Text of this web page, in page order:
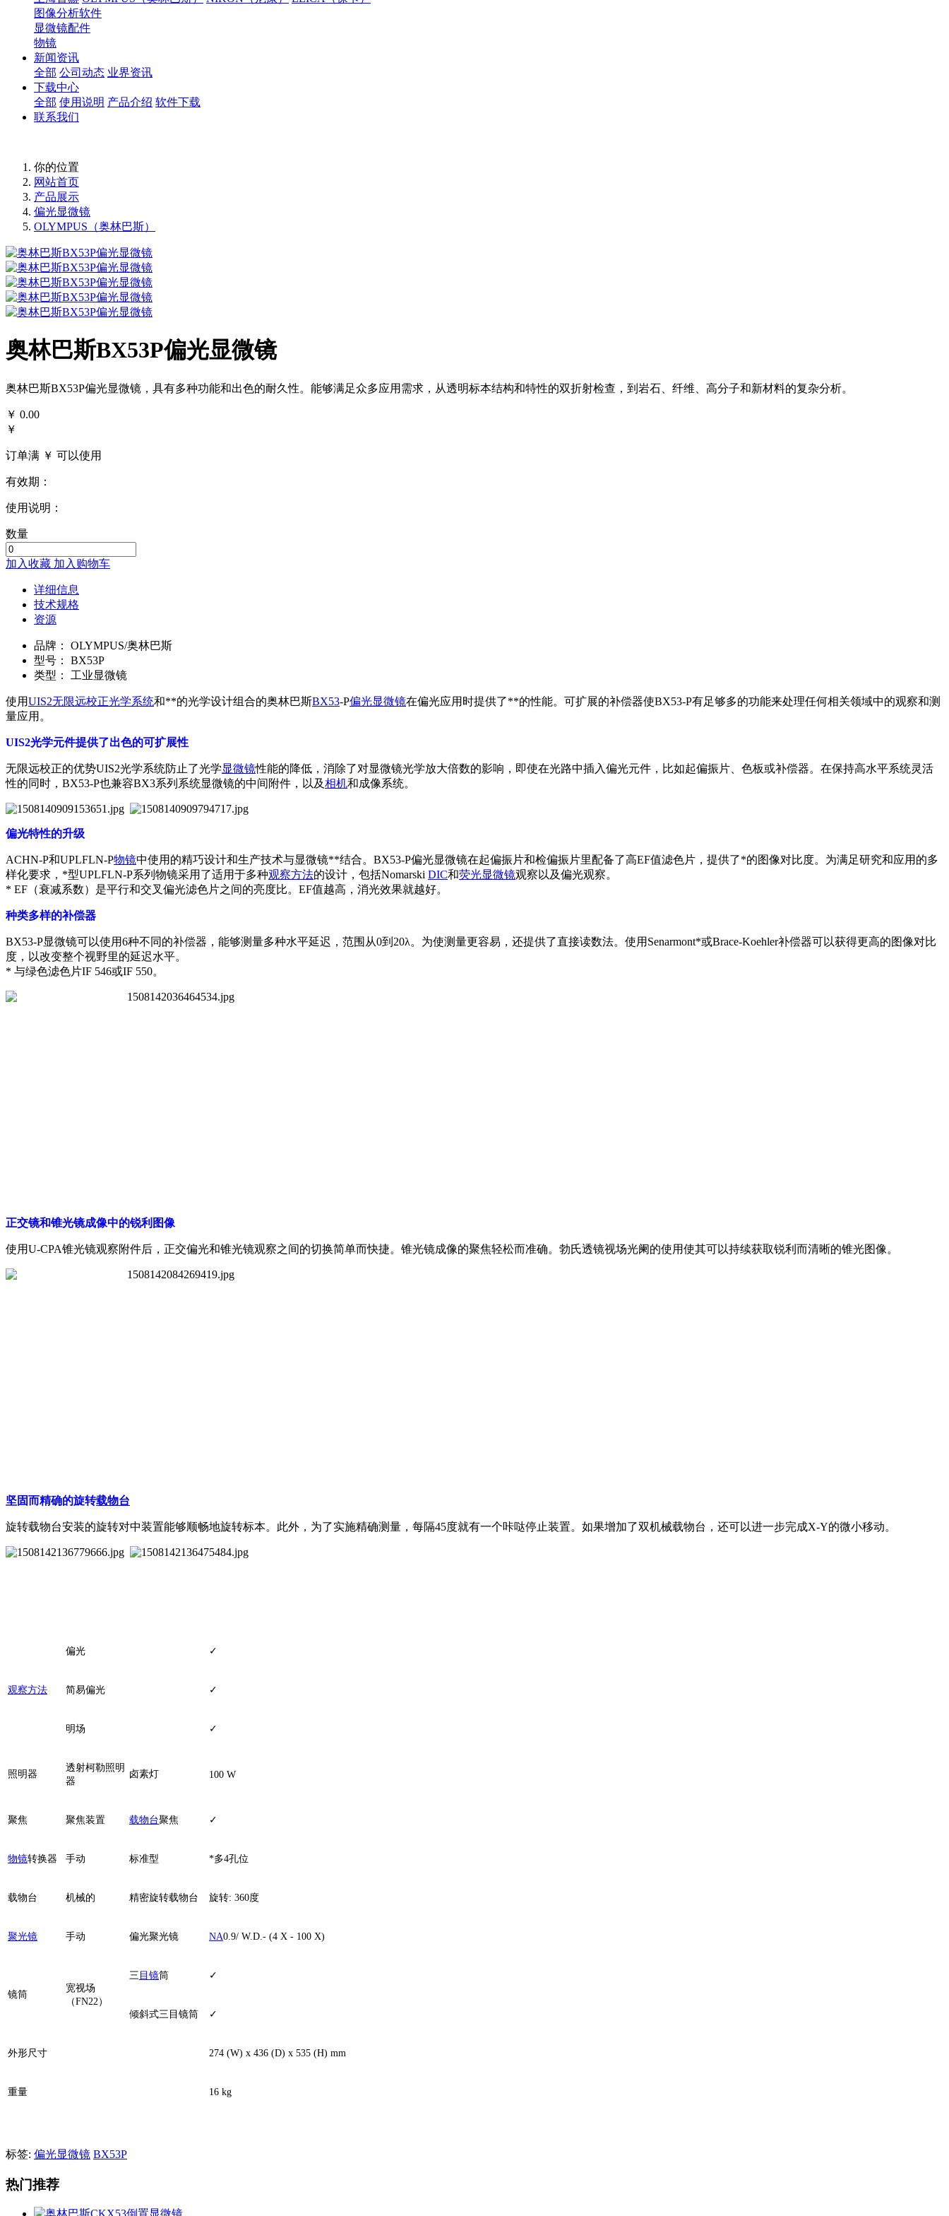
图像分析软件
显微镜配件
物镜
新闻资讯
全部 公司动态 业界资讯
下载中心
全部 使用说明 产品介绍 软件下载
联系我们
你的位置
网站首页
产品展示
偏光显微镜
OLYMPUS（奥林巴斯）
奥林巴斯BX53P偏光显微镜
奥林巴斯BX53P偏光显微镜，具有多种功能和出色的耐久性。能够满足众多应用需求，从透明标本结构和特性的双折射检查，到岩石、纤维、高分子和新材料的复杂分析。
￥ 0.00
￥
订单满 ￥ 可以使用
有效期：
使用说明：
数量
加入收藏 加入购物车
详细信息
技术规格
资源
品牌：
OLYMPUS/奥林巴斯
型号：
BX53P
类型：
工业显微镜
使用UIS2无限远校正光学系统和**的光学设计组合的奥林巴斯BX53-P偏光显微镜在偏光应用时提供了**的性能。可扩展的补偿器使BX53-P有足够多的功能来处理任何相关领域中的观察和测
量应用。
UIS2光学元件提供了出色的可扩展性
无限远校正的优势UIS2光学系统防止了光学显微镜性能的降低，消除了对显微镜光学放大倍数的影响，即使在光路中插入偏光元件，比如起偏振片、色板或补偿器。在保持高水平系统灵活
性的同时，BX53-P也兼容BX3系列系统显微镜的中间附件，以及相机和成像系统。
偏光特性的升级
ACHN-P和UPLFLN-P物镜中使用的精巧设计和生产技术与显微镜**结合。BX53-P偏光显微镜在起偏振片和检偏振片里配备了高EF值滤色片，提供了*的图像对比度。为满足研究和应用的多
样化要求，*型UPLFLN-P系列物镜采用了适用于多种观察方法的设计，包括Nomarski DIC和荧光显微镜观察以及偏光观察。
* EF（衰减系数）是平行和交叉偏光滤色片之间的亮度比。EF值越高，消光效果就越好。
种类多样的补偿器
BX53-P显微镜可以使用6种不同的补偿器，能够测量多种水平延迟，范围从0到20λ。为使测量更容易，还提供了直接读数法。使用Senarmont*或Brace-Koehler补偿器可以获得更高的图像对比
度，以改变整个视野里的延迟水平。
* 与绿色滤色片IF 546或IF 550。
正交镜和锥光镜成像中的锐利图像
使用U-CPA锥光镜观察附件后，正交偏光和锥光镜观察之间的切换简单而快捷。锥光镜成像的聚焦轻松而准确。勃氏透镜视场光阑的使用使其可以持续获取锐利而清晰的锥光图像。
坚固而精确的旋转载物台
旋转载物台安装的旋转对中装置能够顺畅地旋转标本。此外，为了实施精确测量，每隔45度就有一个咔哒停止装置。如果增加了双机械载物台，还可以进一步完成X-Y的微小移动。
观察方法
偏光 ✓
简易偏光 ✓
明场 ✓
照明器
透射柯勒照明
器
卤素灯 100 W
聚焦 聚焦装置 载物台聚焦 ✓
物镜转换器 手动 标准型 *多4孔位
载物台 机械的 精密旋转载物台 旋转: 360度
聚光镜 手动 偏光聚光镜 NA0.9/ W.D.- (4 X - 100 X)
镜筒
宽视场
（FN22）
三 目镜筒 ✓
倾斜式三目镜筒 ✓
外形尺寸 274 (W) x 436 (D) x 535 (H) mm
重量 16 kg
标签: 偏光显微镜 BX53P
热门推荐